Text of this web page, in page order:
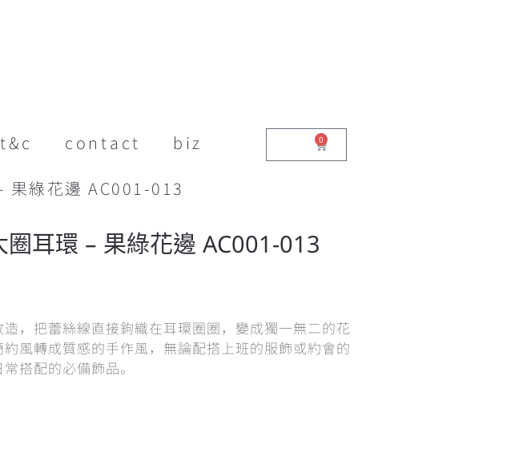
t&c contact biz 0
果綠花邊 AC001-013
耳環 – 果綠花邊 AC001-013
，把蕾絲線直接鉤織在耳環圈圈，變成獨一無二的花
風轉成質感的手作風，無論配搭上班的服飾或約會的
搭配的必備飾品。